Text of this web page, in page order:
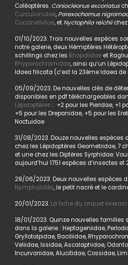
Coléoptères. Coniocleonus excoriatus
Curculionidae, Parexochomus
Coccinellidae, et Nyctophila reichiichez
01/10/2023. Trois nouvelles espèces
notre galerie, deux Hémiptères
schillingii chez les Rhopalidaeet
Rhyparochromidae, ainsi qu’un
Idaea filicata (c’est la 23ème Idaea de
05/09/2023. De nouvelles clés de
disponibles en pdf téléchargeables
Lépidoptères : +2 pour les Pieridae, +1
+5 pour les Drepanidae, +5 pour les
Noctuidae.
31/08/2023. Douze nouvelles espèces
chez les Lépidoptères Geometridae, 7
et une chez les Diptères Syrphidae.
aujourd’hui 1751 espèces d’insectes et
28/06/2023. Deux nouvelles espèces
Nymphalidés, le petit nacré et le
20/01/2023. La fiche du criquet riverain
18/01/2023. Quinze nouvelles familles
dans la galerie : Heptageniidae,
Gryllotalpidae, Baciliidae,
Veliidae, Issidae, Ascalaphidae,
Incurvariidae, Alucitidae, Cossidae,